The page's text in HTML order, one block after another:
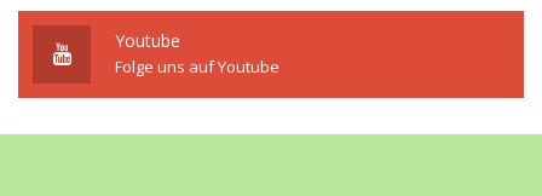
Youtube
Folge uns auf Youtube